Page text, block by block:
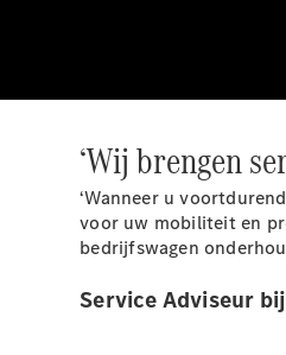
‘Wij brengen
‘Wanneer u
voor uw mobiliteit en
bedrijfswagen
Service Adviseur